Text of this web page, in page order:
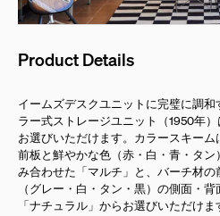
Product Details
イームズデスクユニットに完璧に調和
ラー式ストレージユニット（1950年
お選びいただけます。カラースキー
前板と鮮やかな色（赤・白・青・タ
み合わせた「マルチ」と、バーチ材
（グレー・白・タン・黒）の側面・
「ナチュラル」からお選びいただけま